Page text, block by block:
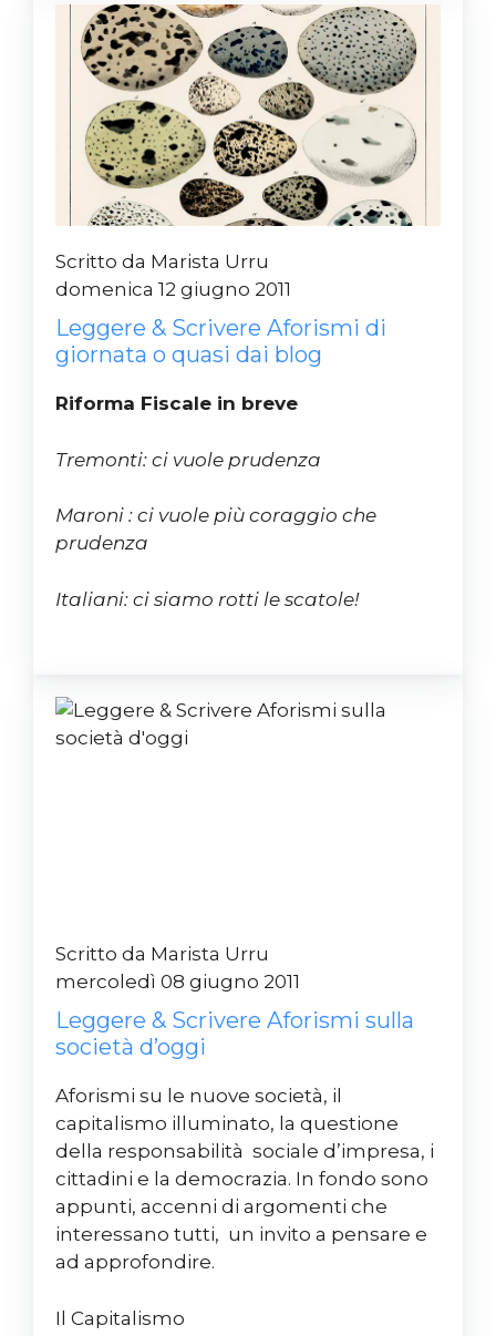
Scritto da Marista Urru
domenica 12 giugno 2011
Leggere & Scrivere Aforismi di
giornata o quasi dai blog
Riforma Fiscale in breve
Tremonti: ci vuole prudenza
Maroni : ci vuole più coraggio che
prudenza
Italiani: ci siamo rotti le scatole!
Scritto da Marista Urru
mercoledì 08 giugno 2011
Leggere & Scrivere Aforismi sulla
società d’oggi
Aforismi su le nuove società, il
capitalismo illuminato, la questione
della responsabilità sociale d’impresa, i
cittadini e la democrazia. In fondo sono
appunti, accenni di argomenti che
interessano tutti, un invito a pensare e
ad approfondire.
Il Capitalismo